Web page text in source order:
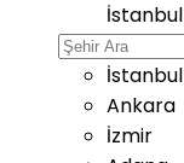
İstanbul
İstanbul
Ankara
İzmir